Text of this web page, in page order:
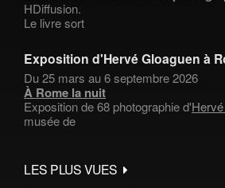
HDiffusion.
Le livre sort
Exposition d'Hervé Gloaguen à
Du 25 mars au 6 septembre 2026
À Rome la nuit
Exposition de 68 photographie d'
musée de
LES PLUS VUES